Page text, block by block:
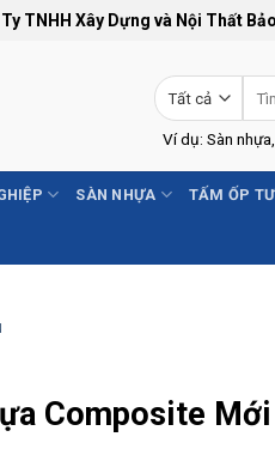
TNHH Xây Dựng và Nội Thất
Ví dụ: Sàn
SÀN NHỰA TẤM ỐP
Composite